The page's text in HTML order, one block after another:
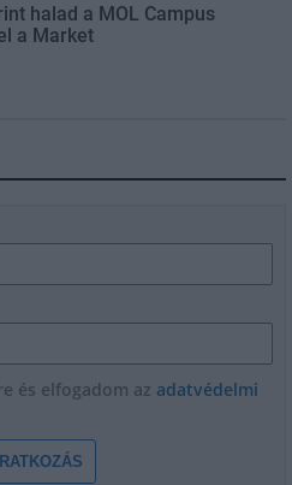
halad a MOL Campus
a Market
és elfogadom az adatvédelmi